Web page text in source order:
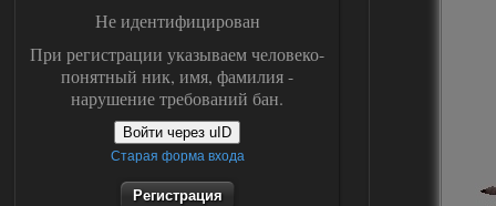
Не идентифицирован
При регистрации указываем человеко-
понятный ник, имя, фамилия -
нарушение требований бан.
Войти через uID
Старая форма входа
Регистрация